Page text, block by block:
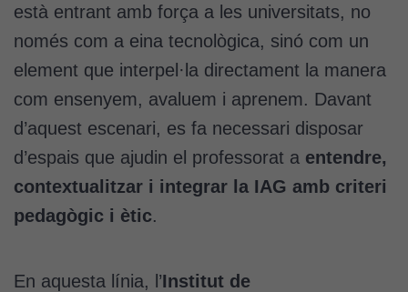
està entrant amb força a les universitats, no
només com a eina tecnològica, sinó com un
element que interpel·la directament la manera
com ensenyem, avaluem i aprenem. Davant
d’aquest escenari, es fa necessari disposar
d’espais que ajudin el professorat a entendre,
contextualitzar i integrar la IAG amb criteri
pedagògic i ètic.
En aquesta línia, l’Institut de